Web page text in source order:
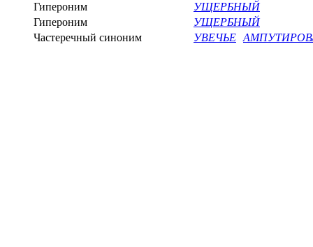
Гипероним
УЩЕРБНЫЙ
Гипероним
УЩЕРБНЫЙ
Частеречный синоним
УВЕЧЬЕ